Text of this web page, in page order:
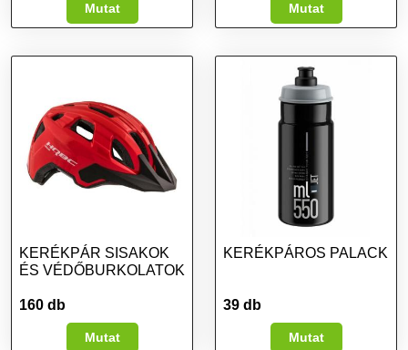
Mutat Mutat
KERÉKPÁR SISAKOK
ÉS VÉDŐBURKOLATOK
160 db
Mutat
KERÉKPÁROS PALACK
39 db
Mutat